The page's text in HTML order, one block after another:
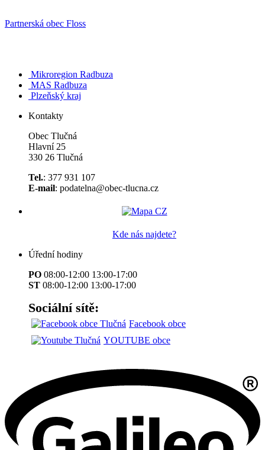
Partnerská obec Floss
Mikroregion Radbuza
MAS Radbuza
Plzeňský kraj
Kontakty
Obec Tlučná
Hlavní 25
330 26 Tlučná
Tel.: 377 931 107
E-mail: podatelna@obec-tlucna.cz
Kde nás najdete?
Úřední hodiny
PO 08:00-12:00 13:00-17:00
ST 08:00-12:00 13:00-17:00
Sociální sítě:
Facebook obce
YOUTUBE obce